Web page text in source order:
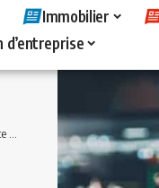
Immobilier
d’entreprise